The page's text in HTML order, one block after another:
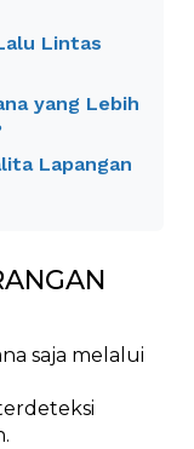
Lintas
yang Lebih
Lapangan
saja melalui